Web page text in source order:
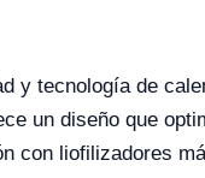
y tecnología de
un diseño que
con liofilizadores